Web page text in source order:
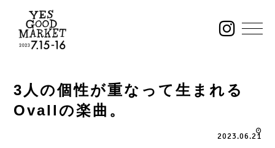
3人の個性が重なって生まれる
Ovallの楽曲。
2023.06.21